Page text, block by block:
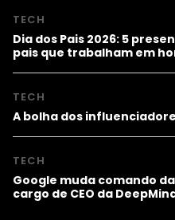
TECH
Dia dos Pais 2026: 5
pais que trabalham em
TECH
A bolha dos
TECH
Google muda comando
cargo de CEO da